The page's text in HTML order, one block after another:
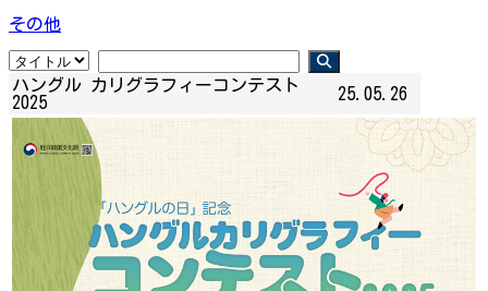
その他
ハングル カリグラフィーコンテスト
2025
25.05.26